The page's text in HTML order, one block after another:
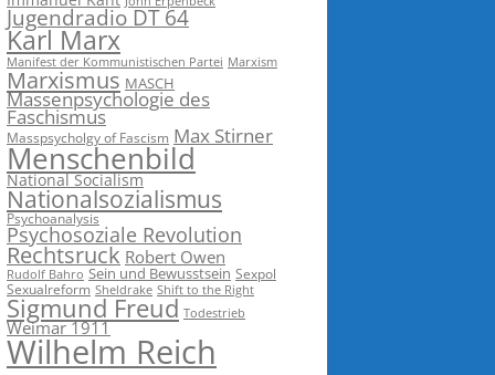
Jugendradio DT 64
Karl Marx
Manifest der Kommunistischen Partei Marxism
Marxismus MASCH
Massenpsychologie des
Faschismus
Masspsycholgy of Fascism Max Stirner
Menschenbild
National Socialism
Nationalsozialismus
Psychoanalysis
Psychosoziale Revolution
Rechtsruck Robert Owen
Rudolf Bahro Sein und Bewusstsein Sexpol
Sexualreform Sheldrake Shift to the Right
Sigmund Freud Todestrieb
Weimar 1911
Wilhelm Reich